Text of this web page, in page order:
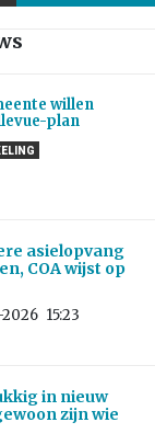
willen
plan
asielopvang
COA wijst op
15:23
in nieuw
zijn wie